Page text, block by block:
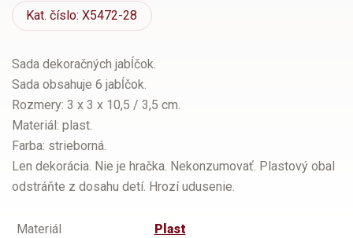
Kat. číslo: X5472-28
Sada dekoračných jabĺčok.
Sada obsahuje 6 jabĺčok.
Rozmery: 3 x 3 x 10,5 / 3,5 cm.
Materiál: plast.
Farba: strieborná.
Len dekorácia. Nie je hračka. Nekonzumovať. Plastový obal
odstráňte z dosahu detí. Hrozí udusenie.
Materiál
Plast